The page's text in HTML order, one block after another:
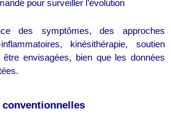
pour surveiller l’évolution
des symptômes, des approches
kinésithérapie, soutien
être envisagées, bien que les données
conventionnelles